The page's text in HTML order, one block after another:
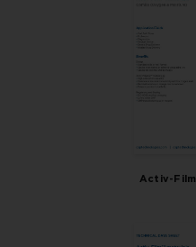
Activ-Film